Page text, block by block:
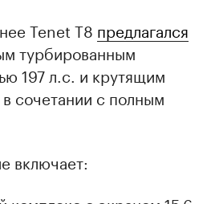
Tenet T8 предлагался
турбированным
197 л.с. и крутящим
сочетании с полным
включает: